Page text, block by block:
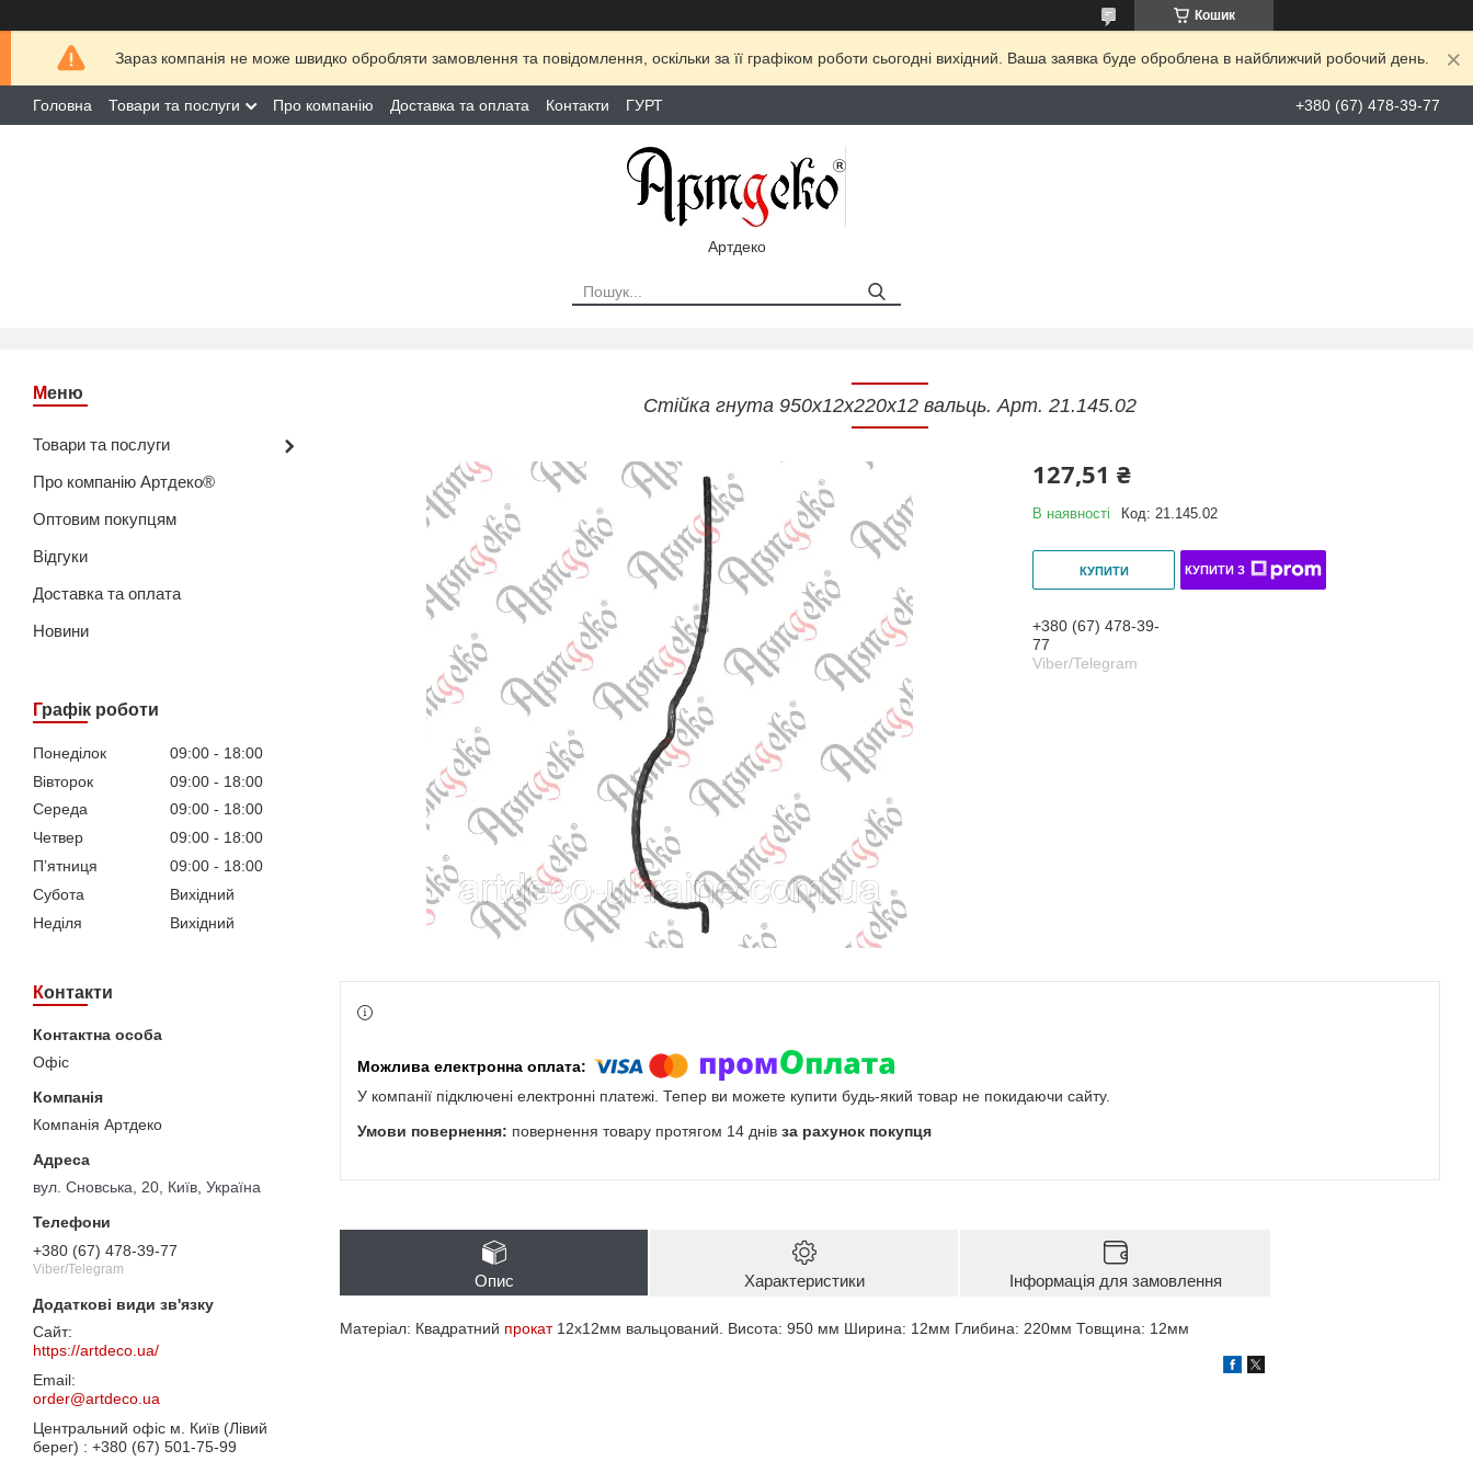
Кошик
Зараз компанія не може швидко обробляти замовлення та повідомлення, оскільки за її графіком роботи сьогодні вихідний. Ваша заявка буде оброблена в найближчий робочий день.
Головна Товари та послуги Про компанію Доставка та оплата Контакти ГУРТ +380 (67) 478-39-77
Артдеко
Товари та послуги
Про компанію Артдеко®
Оптовим покупцям
Відгуки
Доставка та оплата
Новини
Графік роботи
Понеділок 09:00
18:00
Вівторок
09:00
18:00
Середа
09:00
18:00
Четвер
09:00
18:00
Пʼятниця
09:00
18:00
Субота
Вихідний
Неділя
Вихідний
Контакти
Офіс
Компанія Артдеко
вул. Сновська, 20, Київ, Україна
+380 (67) 478-39-77
Viber/Telegram
https://artdeco.ua/
order@artdeco.ua
Центральний офіс м. Київ (Лівий
берег)
+380 (67) 501-75-99
Стійка гнута 950х12х220х12 вальць. Арт. 21.145.02
127,51 ₴
В наявності Код:21.145.02
КУПИТИ КУПИТИ З
+380 (67) 478-39-
77
Viber/Telegram
У компанії підключені електронні платежі. Тепер ви можете купити будь-який товар не покидаючи сайту.
повернення товару протягом 14 днів за рахунок покупця
Опис Характеристики Інформація для замовлення
Матеріал: Квадратний прокат12х12мм вальцований. Висота: 950 мм Ширина: 12мм Глибина: 220мм Товщина: 12мм